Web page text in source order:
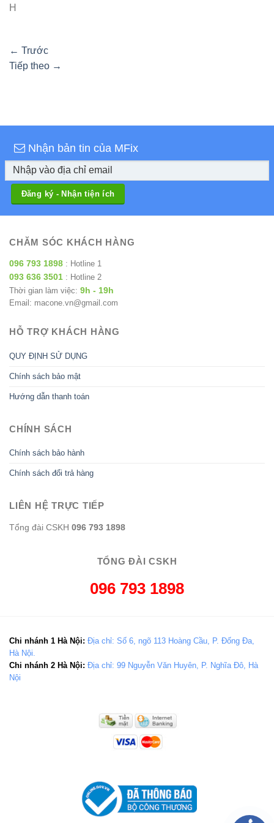
H
← Trước
Tiếp theo →
Nhận bản tin của MFix
CHĂM SÓC KHÁCH HÀNG
096 793 1898 : Hotline 1
093 636 3501 : Hotline 2
Thời gian làm việc: 9h - 19h
Email: macone.vn@gmail.com
HỖ TRỢ KHÁCH HÀNG
QUY ĐỊNH SỬ DỤNG
Chính sách bảo mật
Hướng dẫn thanh toán
CHÍNH SÁCH
Chính sách bảo hành
Chính sách đổi trả hàng
LIÊN HỆ TRỰC TIẾP
Tổng đài CSKH 096 793 1898
TỔNG ĐÀI CSKH
096 793 1898
Chi nhánh 1 Hà Nội: Địa chỉ: Số 6, ngõ 113 Hoàng Cầu, P. Đống Đa,
Hà Nội.
Chi nhánh 2 Hà Nội: Địa chỉ: 99 Nguyễn Văn Huyên, P. Nghĩa Đô, Hà
Nội